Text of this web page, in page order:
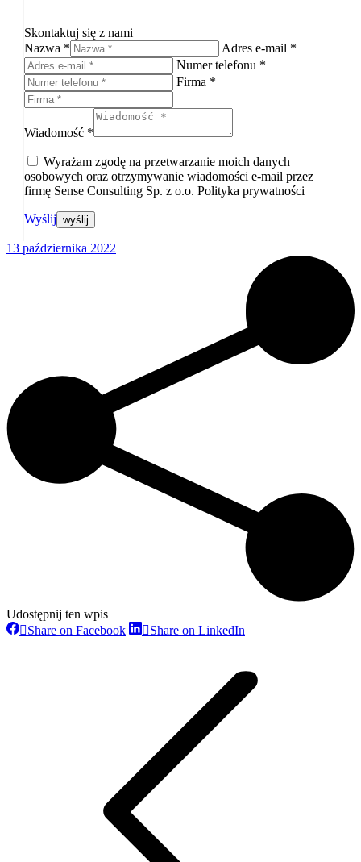
Skontaktuj się z nami
Nazwa *
Adres e-mail *
Numer telefonu *
Firma *
Wiadomość *
Wyrażam zgodę na przetwarzanie moich danych
osobowych oraz otrzymywanie wiadomości e-mail przez
firmę Sense Consulting Sp. z o.o. Polityka prywatności
Wyślij
13 października 2022
Udostępnij ten wpis
Share on Facebook
Share on LinkedIn